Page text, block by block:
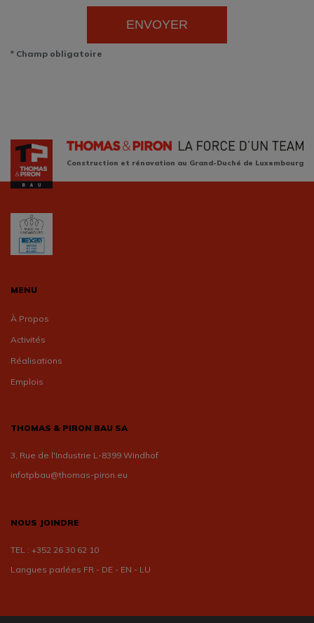
ENVOYER
* Champ obligatoire
Construction et rénovation au Grand-Duché de Luxembourg
MENU
À Propos
Activités
Réalisations
Emplois
THOMAS & PIRON BAU SA
3, Rue de l'Industrie L-8399 Windhof
infotpbau@thomas-piron.eu
NOUS JOINDRE
TEL : +352 26 30 62 10
Langues parlées FR - DE - EN - LU